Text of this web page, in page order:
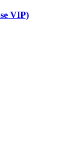
VIP)